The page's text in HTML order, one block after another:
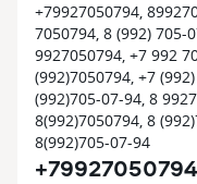
+79927050794,
7050794, 8 (992) 705-
9927050794, +7 992
(992)7050794, +7
(992)705-07-94, 8
8(992)7050794, 8
8(992)705-07-94